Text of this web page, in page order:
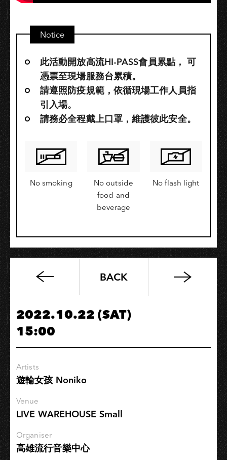
Notice
此活動開放高流HI-PASS會員累點，​ 可
憑票至現場服務台累積。
請遵照防疫規範，依循現場工作人員指
引入場。
請務必全程戴上口罩，維護彼此安全。
No smoking
No outside
food and
beverage
No flash light
「盛
後
小
聚」
BACK
2022.10.22 (SAT)
15:00
Artists
遊輪女孩 Noniko
Venue
LIVE WAREHOUSE Small
Organiser
高雄流行音樂中心